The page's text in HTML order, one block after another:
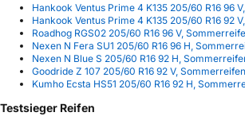
Hankook Ventus Prime 4 K135 205/60 R16 96
Hankook Ventus Prime 4 K135 205/60 R16 92
Roadhog RGS02 205/60 R16 96 V,
Nexen N Fera SU1 205/60 R16 96 H,
Nexen N Blue S 205/60 R16 92 H,
Goodride Z 107 205/60 R16 92 V, Sommerreifen
Kumho Ecsta HS51 205/60 R16 92 H,
Testsieger Reifen